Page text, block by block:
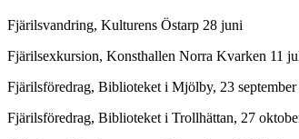
Fjärilsvandring, Kulturens Östarp 28 juni
Fjärilsexkursion, Konsthallen Norra Kvarken 11
Fjärilsföredrag, Biblioteket i Mjölby, 23
Fjärilsföredrag, Biblioteket i Trollhättan, 27